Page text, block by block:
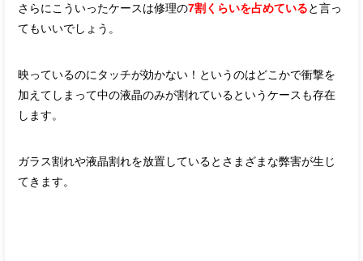
さらにこういったケースは修理の7割くらいを占めていると言っ
てもいいでしょう。
映っているのにタッチが効かない！というのはどこかで衝撃を
加えてしまって中の液晶のみが割れているというケースも存在
します。
ガラス割れや液晶割れを放置しているとさまざまな弊害が生じ
てきます。